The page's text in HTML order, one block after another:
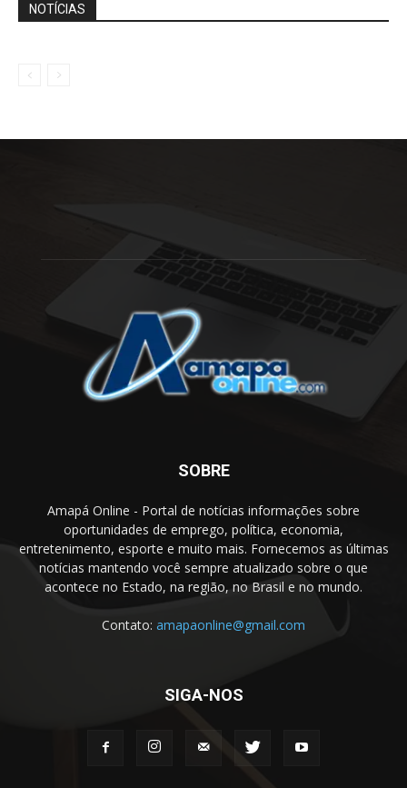
NOTÍCIAS
SOBRE
Amapá Online - Portal de notícias informações sobre
oportunidades de emprego, política, economia,
entretenimento, esporte e muito mais. Fornecemos as últimas
notícias mantendo você sempre atualizado sobre o que
acontece no Estado, na região, no Brasil e no mundo.
Contato: amapaonline@gmail.com
SIGA-NOS